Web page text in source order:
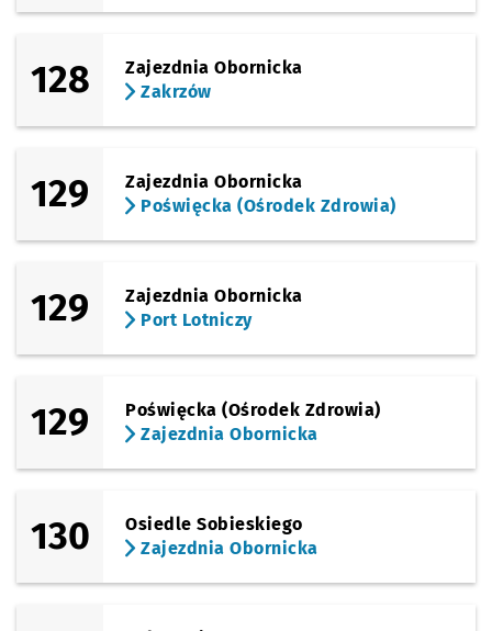
128
Zajezdnia Obornicka
Zakrzów
129
Zajezdnia Obornicka
Poświęcka (Ośrodek Zdrowia)
129
Zajezdnia Obornicka
Port Lotniczy
129
Poświęcka (Ośrodek Zdrowia)
Zajezdnia Obornicka
130
Osiedle Sobieskiego
Zajezdnia Obornicka